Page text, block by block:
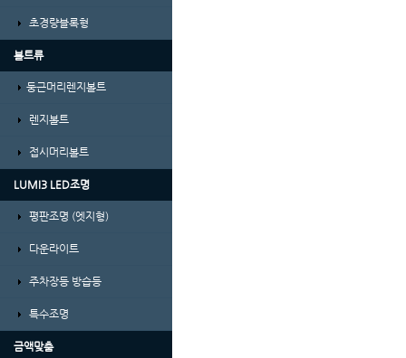
초경량블록형
볼트류
둥근머리렌지볼트
렌지볼트
접시머리볼트
LUMI3 LED조명
평판조명 (엣지형)
다운라이트
주차장등 방습등
특수조명
금액맞춤